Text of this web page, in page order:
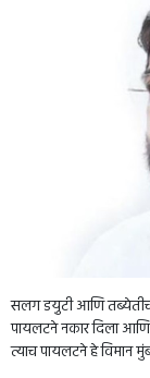
सलग डय़ुटी आणि
पायलटने नकार दिला
त्याच पायलटने हे विमान